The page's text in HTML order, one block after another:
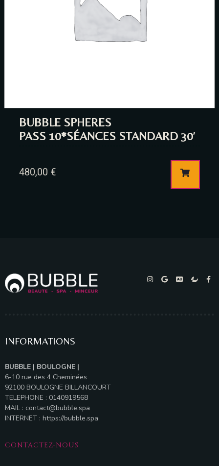
BUBBLE SPHERES
PASS 10*SÉANCES STANDARD 30′
480,00 €
INFORMATIONS
BUBBLE | BOULOGNE |
6-10 rue des 4 Cheminées
92100 BOULOGNE BILLANCOURT
TELEPHONE : 0140919568
MAIL : contact@bubble.spa
INTERNET : https://bubble.spa
CONTACTEZ-NOUS